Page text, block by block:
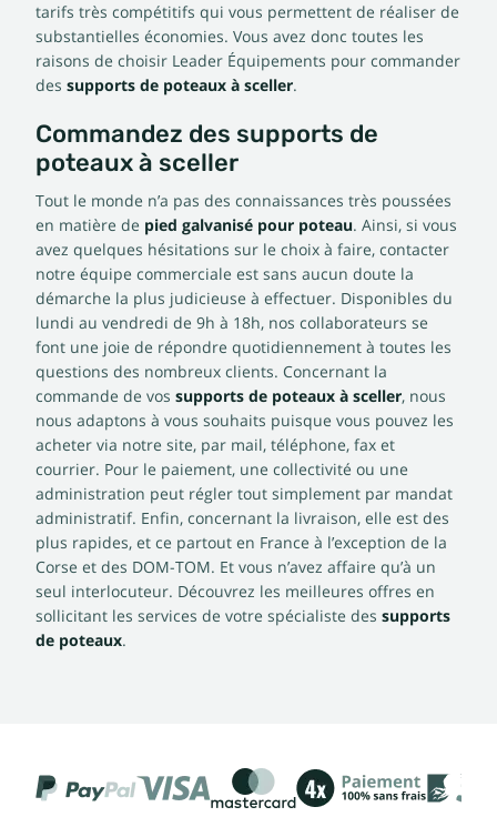
tarifs très compétitifs qui vous permettent de réaliser de
substantielles économies. Vous avez donc toutes les
raisons de choisir Leader Équipements pour commander
des supports de poteaux à sceller.
Commandez des supports de
poteaux à sceller
Tout le monde n’a pas des connaissances très poussées
en matière de pied galvanisé pour poteau. Ainsi, si vous
avez quelques hésitations sur le choix à faire, contacter
notre équipe commerciale est sans aucun doute la
démarche la plus judicieuse à effectuer. Disponibles du
lundi au vendredi de 9h à 18h, nos collaborateurs se
font une joie de répondre quotidiennement à toutes les
questions des nombreux clients. Concernant la
commande de vos supports de poteaux à sceller, nous
nous adaptons à vous souhaits puisque vous pouvez les
acheter via notre site, par mail, téléphone, fax et
courrier. Pour le paiement, une collectivité ou une
administration peut régler tout simplement par mandat
administratif. Enfin, concernant la livraison, elle est des
plus rapides, et ce partout en France à l’exception de la
Corse et des DOM-TOM. Et vous n’avez affaire qu’à un
seul interlocuteur. Découvrez les meilleures offres en
sollicitant les services de votre spécialiste des supports
de poteaux.